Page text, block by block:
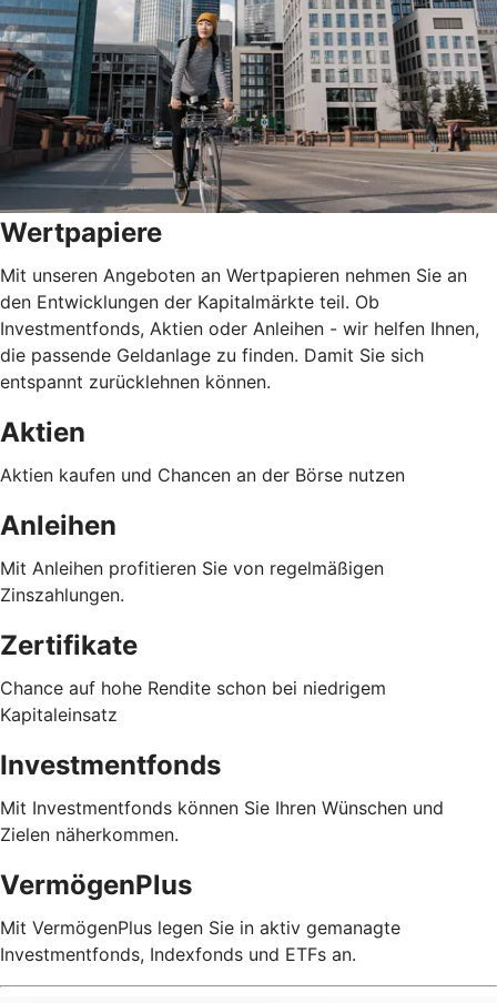
Wertpapiere
Mit unseren Angeboten an Wertpapieren nehmen Sie an
den Entwicklungen der Kapitalmärkte teil. Ob
Investmentfonds, Aktien oder Anleihen - wir helfen Ihnen,
die passende Geldanlage zu finden. Damit Sie sich
entspannt zurücklehnen können.
Aktien
Aktien kaufen und Chancen an der Börse nutzen
Anleihen
Mit Anleihen profitieren Sie von regelmäßigen
Zinszahlungen.
Zertifikate
Chance auf hohe Rendite schon bei niedrigem
Kapitaleinsatz
Investmentfonds
Mit Investmentfonds können Sie Ihren Wünschen und
Zielen näherkommen.
VermögenPlus
Mit VermögenPlus legen Sie in aktiv gemanagte
Investmentfonds, Indexfonds und ETFs an.